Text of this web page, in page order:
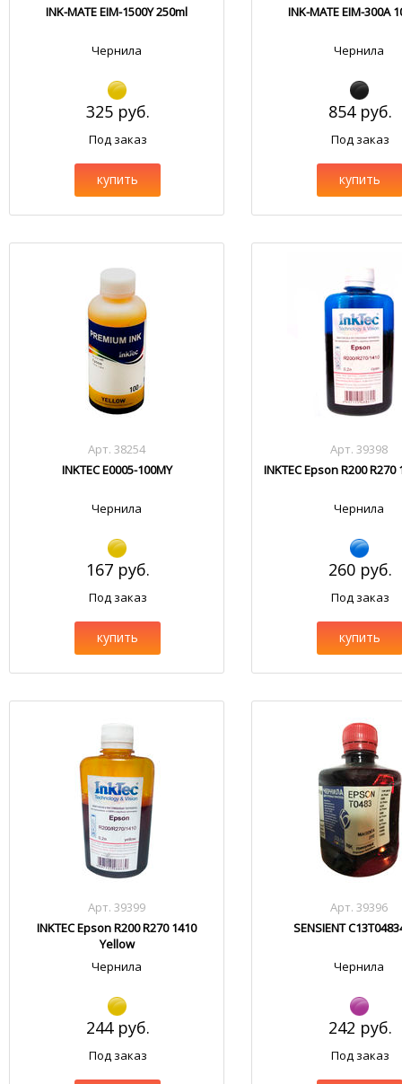
INK-MATE EIM-1500Y 250ml
Чернила
325 руб.
Под заказ
купить
INK-MATE EIM-300A
Чернила
854 руб.
Под заказ
купить
Арт. 38254
INKTEC E0005-100MY
Чернила
167 руб.
Под заказ
купить
Арт. 39398
INKTEC Epson R200 R270
Чернила
260 руб.
Под заказ
купить
Арт. 39399
INKTEC Epson R200 R270 1410
Yellow
Чернила
244 руб.
Под заказ
Арт. 39396
SENSIENT
Чернила
242 руб.
Под заказ